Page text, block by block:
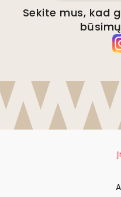
Sekite mus, kad